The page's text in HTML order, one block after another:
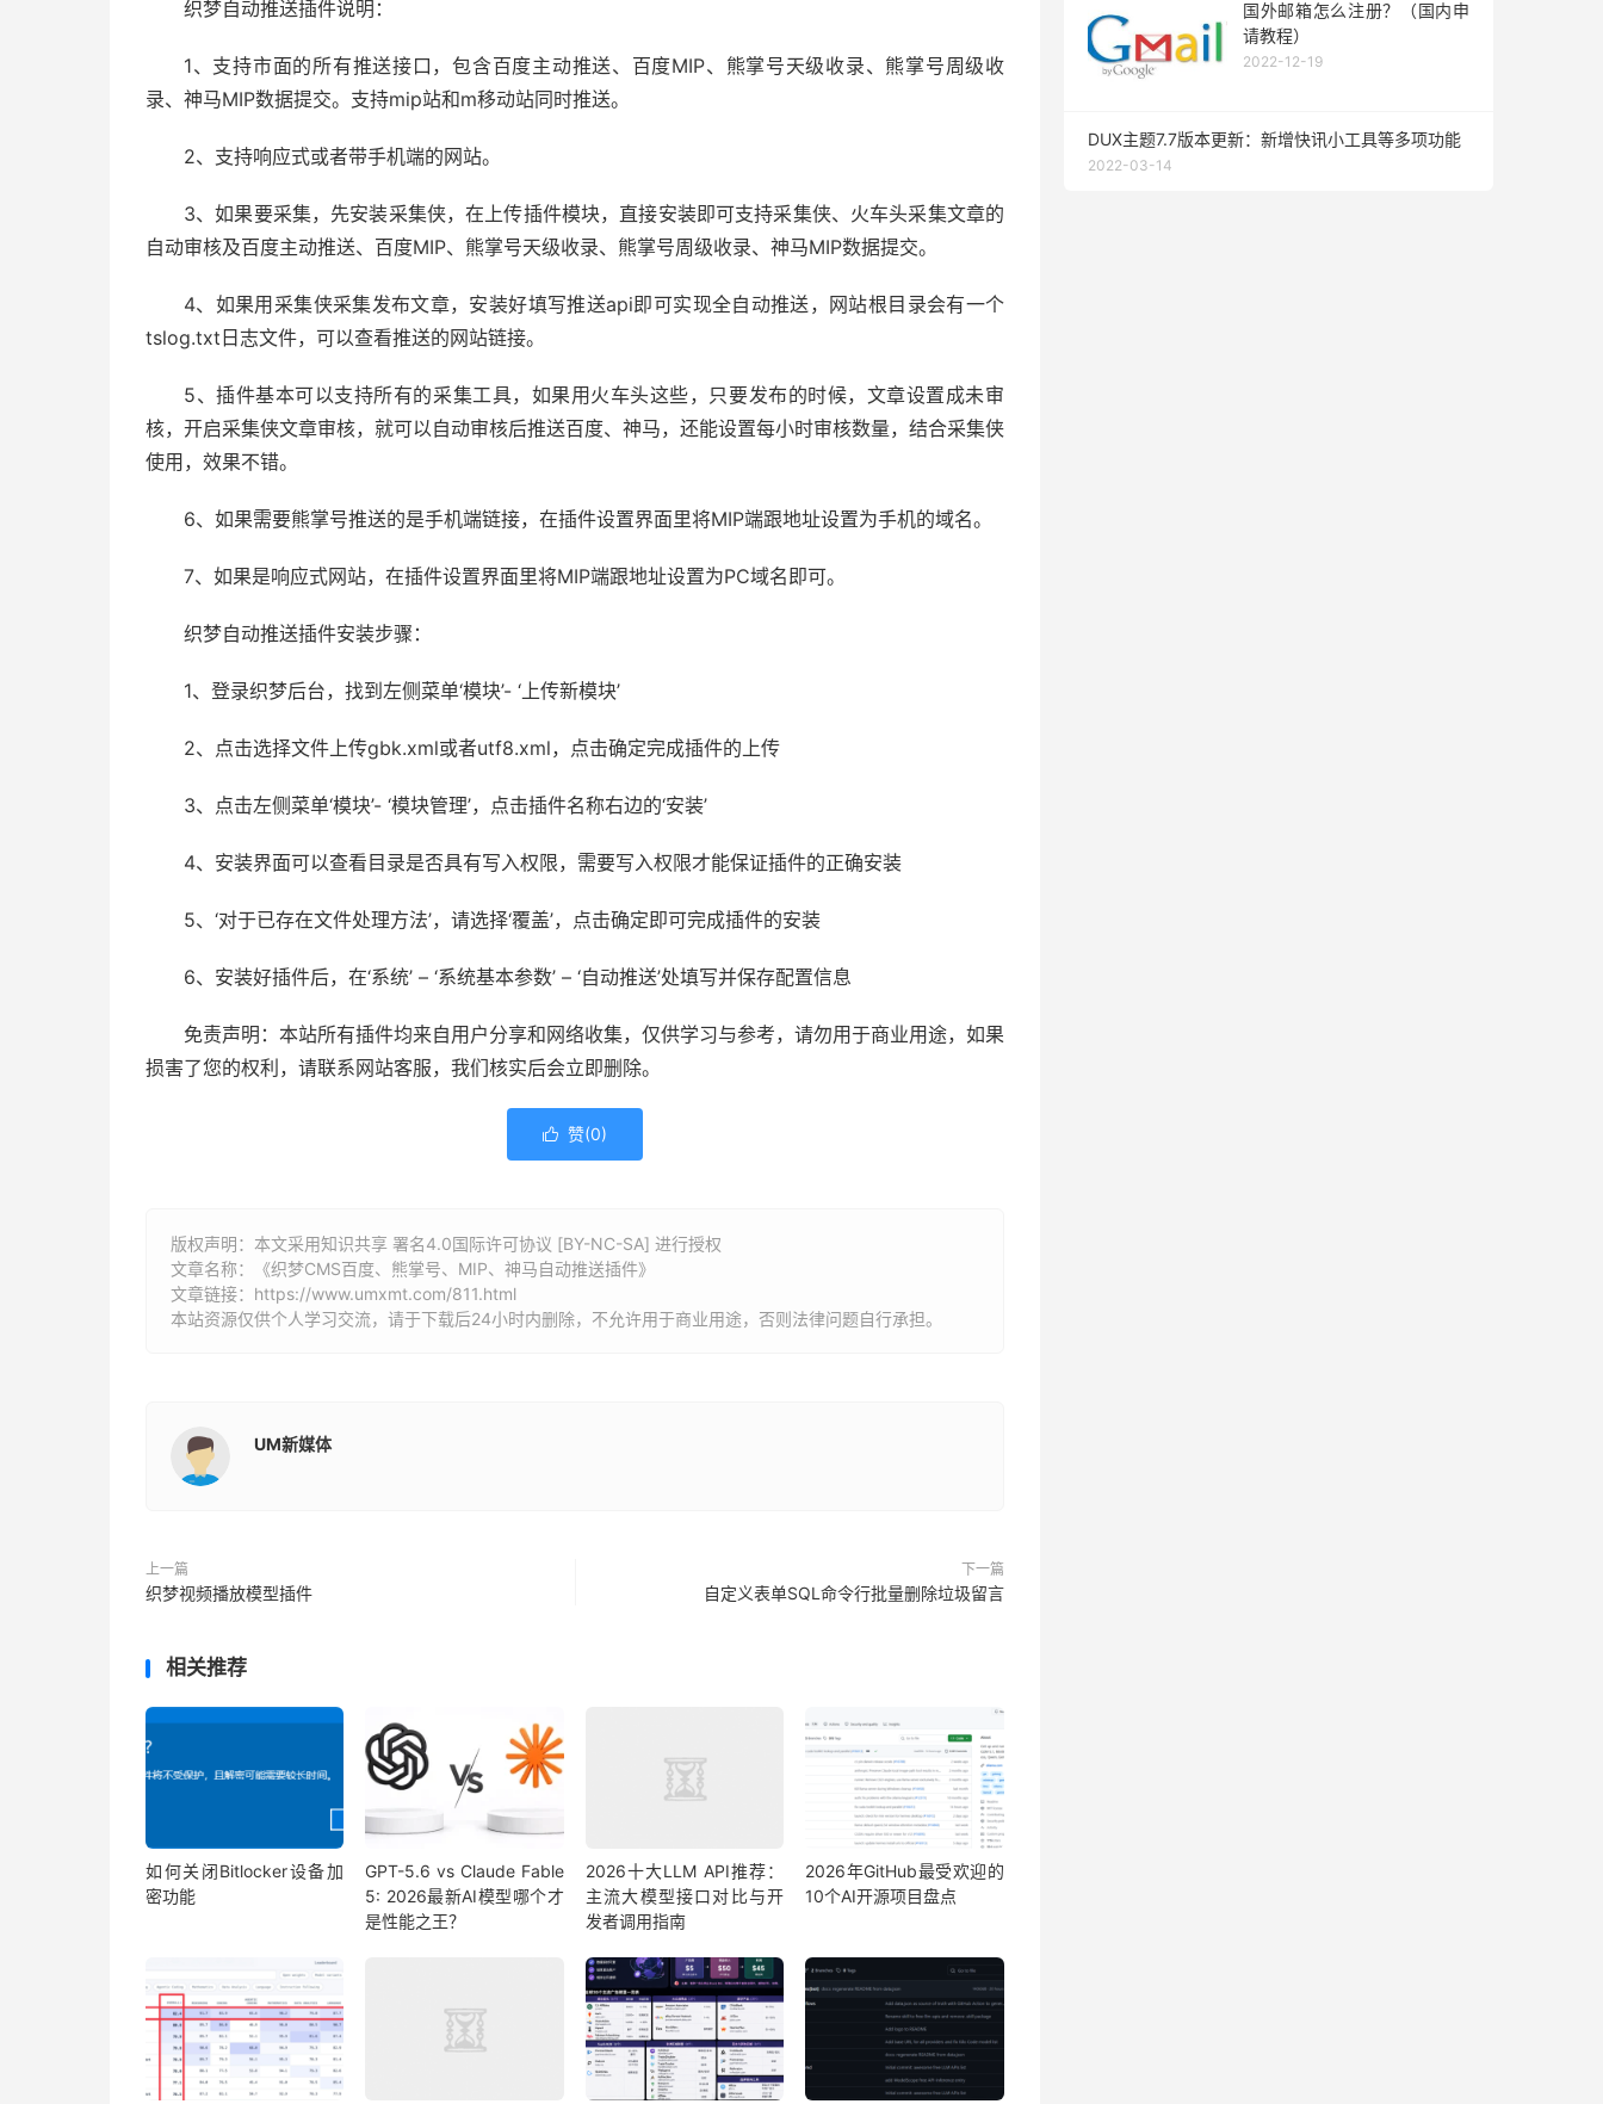
织梦自动推送插件说明：
1、支持市面的所有推送接口，包含百度主动推送、百度MIP、熊掌号天级收录、熊掌号周级收
录、神马MIP数据提交。支持mip站和m移动站同时推送。
2、支持响应式或者带手机端的网站。
3、如果要采集，先安装采集侠，在上传插件模块，直接安装即可支持采集侠、火车头采集文章的
自动审核及百度主动推送、百度MIP、熊掌号天级收录、熊掌号周级收录、神马MIP数据提交。
4、如果用采集侠采集发布文章，安装好填写推送api即可实现全自动推送，网站根目录会有一个
tslog.txt日志文件，可以查看推送的网站链接。
5、插件基本可以支持所有的采集工具，如果用火车头这些，只要发布的时候，文章设置成未审
核，开启采集侠文章审核，就可以自动审核后推送百度、神马，还能设置每小时审核数量，结合采集侠
使用，效果不错。
6、如果需要熊掌号推送的是手机端链接，在插件设置界面里将MIP端跟地址设置为手机的域名。
7、如果是响应式网站，在插件设置界面里将MIP端跟地址设置为PC域名即可。
织梦自动推送插件安装步骤：
1、登录织梦后台，找到左侧菜单‘模块’- ‘上传新模块’
2、点击选择文件上传gbk.xml或者utf8.xml，点击确定完成插件的上传
3、点击左侧菜单‘模块’- ‘模块管理’，点击插件名称右边的‘安装’
4、安装界面可以查看目录是否具有写入权限，需要写入权限才能保证插件的正确安装
5、‘对于已存在文件处理方法’，请选择‘覆盖’，点击确定即可完成插件的安装
6、安装好插件后，在‘系统’ – ‘系统基本参数’ – ‘自动推送’处填写并保存配置信息
免责声明：本站所有插件均来自用户分享和网络收集，仅供学习与参考，请勿用于商业用途，如果
损害了您的权利，请联系网站客服，我们核实后会立即删除。
 赞(0)
版权声明：本文采用知识共享 署名4.0国际许可协议 [BY-NC-SA] 进行授权
文章名称：《织梦CMS百度、熊掌号、MIP、神马自动推送插件》
文章链接： https://www.umxmt.com/811.html
本站资源仅供个人学习交流，请于下载后24小时内删除，不允许用于商业用途，否则法律问题自行承担。
UM新媒体
上一篇
织梦视频播放模型插件
下一篇
自定义表单SQL命令行批量删除垃圾留言
相关推荐
如何关闭Bitlocker设备加
密功能
GPT-5.6 vs Claude Fable
5: 2026最新AI模型哪个才
是性能之王？
2026十大LLM API推荐：
主流大模型接口对比与开
发者调用指南
2026年GitHub最受欢迎的
10个AI开源项目盘点
国外邮箱怎么注册？（国内申
请教程）
2022-12-19
DUX主题7.7版本更新：新增快讯小工具等多项功能
2022-03-14